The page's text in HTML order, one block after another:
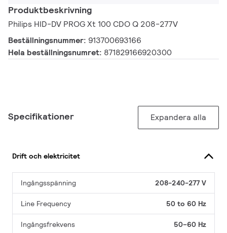
Produktbeskrivning
Philips HID-DV PROG Xt 100 CDO Q 208-277V
Beställningsnummer: 913700693166
Hela beställningsnumret: 871829166920300
Specifikationer Expandera alla
Drift och elektricitet
Ingångsspänning 208-240-277 V
Line Frequency 50 to 60 Hz
Ingångsfrekvens 50–60 Hz